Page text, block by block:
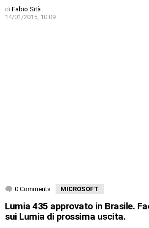
di Fabio Sità
14/01/2015, 10:09
0 Comments MICROSOFT
Lumia 435 approvato in Brasile.
sui Lumia di prossima uscita.